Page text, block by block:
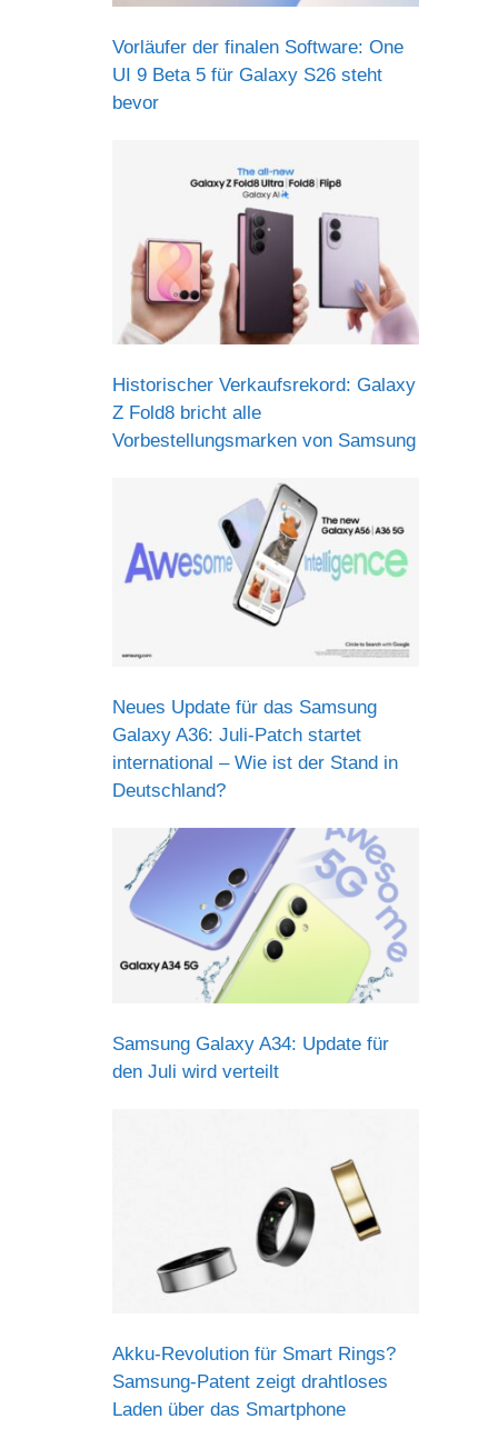
Vorläufer der finalen Software: One
UI 9 Beta 5 für Galaxy S26 steht
bevor
Historischer Verkaufsrekord: Galaxy
Z Fold8 bricht alle
Vorbestellungsmarken von Samsung
Neues Update für das Samsung
Galaxy A36: Juli-Patch startet
international – Wie ist der Stand in
Deutschland?
Samsung Galaxy A34: Update für
den Juli wird verteilt
Akku-Revolution für Smart Rings?
Samsung-Patent zeigt drahtloses
Laden über das Smartphone